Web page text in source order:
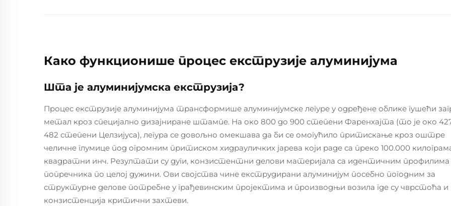
Како функционише процес екструзије алуминијума
Шта је алуминијумска екструзија?
Процес екструзије алуминијума трансформише алуминијумске легуре у одређене облике гушећи
метал кроз специјално дизајниране штампе. На око 800 до 900 степени Фаренхајта (то је око
482 степени Целзијуса), легура се довољно омекшава да би се омогућило притискање кроз оштре
челичне глумице под огромним притиском хидрауличких јарева који раде са преко 100.000
квадратни инч. Резултати су дуги, конзистентни делови материјала са идентичним профилима
попречника по целој дужини. Ови својства чине екструдирани алуминијум посебно погодним за
структурне делове потребне у грађевинским пројектима и производњи возила где су чврстоћа и
конзистенција критични захтеви.